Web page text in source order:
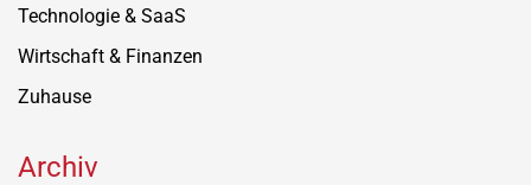
Technologie & SaaS
Wirtschaft & Finanzen
Zuhause
Archiv